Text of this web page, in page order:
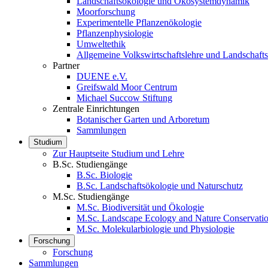
Moorforschung
Experimentelle Pflanzenökologie
Pflanzenphysiologie
Umweltethik
Allgemeine Volkswirtschaftslehre und
Partner
DUENE e.V.
Greifswald Moor Centrum
Michael Succow Stiftung
Zentrale Einrichtungen
Botanischer Garten und Arboretum
Sammlungen
Studium
Zur Hauptseite Studium und Lehre
B.Sc. Studiengänge
B.Sc. Biologie
B.Sc. Landschaftsökologie und Naturschutz
M.Sc. Studiengänge
M.Sc. Biodiversität und Ökologie
M.Sc. Landscape Ecology and Nature
M.Sc. Molekularbiologie und Physiologie
Forschung
Forschung
Sammlungen